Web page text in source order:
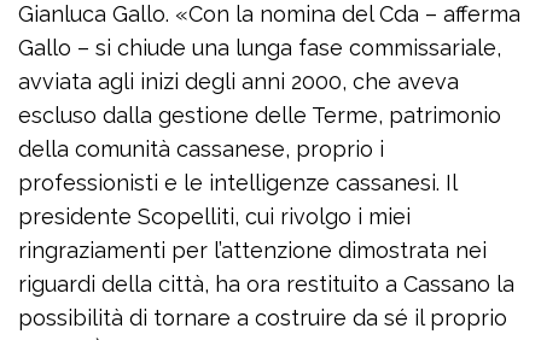
Gianluca Gallo. «Con la nomina del Cda – afferma
Gallo – si chiude una lunga fase commissariale,
avviata agli inizi degli anni 2000, che aveva
escluso dalla gestione delle Terme, patrimonio
della comunità cassanese, proprio i
professionisti e le intelligenze cassanesi. Il
presidente Scopelliti, cui rivolgo i miei
ringraziamenti per l’attenzione dimostrata nei
riguardi della città, ha ora restituito a Cassano la
possibilità di tornare a costruire da sé il proprio